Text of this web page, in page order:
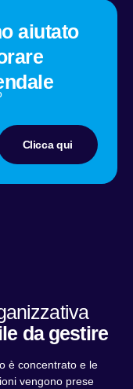
aiutato
Clicca qui
da gestire
è concentrato e le
vengono prese